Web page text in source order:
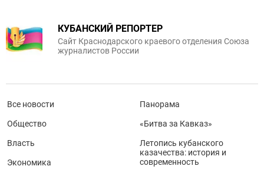
КУБАНСКИЙ РЕПОРТЕР
Сайт Краснодарского краевого отделения Союза
журналистов России
Все новости
Общество
Власть
Экономика
Панорама
«Битва за Кавказ»
Летопись кубанского
казачества: история и
современность